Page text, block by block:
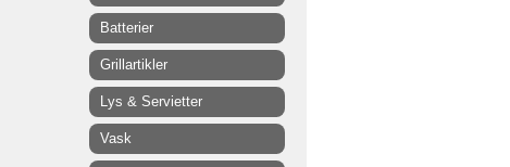
Batterier
Grillartikler
Lys & Servietter
Vask